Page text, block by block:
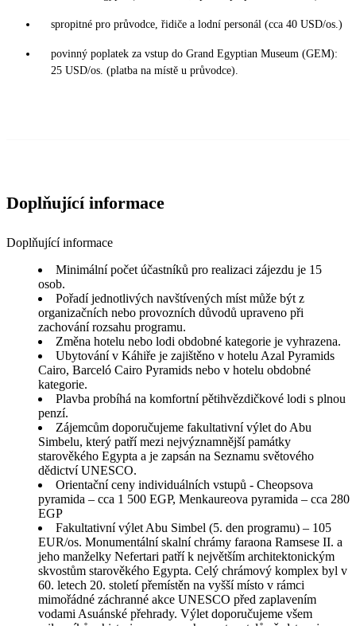
spropitné pro průvodce, řidiče a lodní personál (cca 40 USD/os.)
povinný poplatek za vstup do Grand Egyptian Museum (GEM):
25 USD/os. (platba na místě u průvodce).
Doplňující informace
Doplňující informace
Minimální počet účastníků pro realizaci zájezdu je 15
osob.
Pořadí jednotlivých navštívených míst může být z
organizačních nebo provozních důvodů upraveno při
zachování rozsahu programu.
Změna hotelu nebo lodi obdobné kategorie je vyhrazena.
Ubytování v Káhiře je zajištěno v hotelu Azal Pyramids
Cairo, Barceló Cairo Pyramids nebo v hotelu obdobné
kategorie.
Plavba probíhá na komfortní pětihvězdičkové lodi s plnou
penzí.
Zájemcům doporučujeme fakultativní výlet do Abu
Simbelu, který patří mezi nejvýznamnější památky
starověkého Egypta a je zapsán na Seznamu světového
dědictví UNESCO.
Orientační ceny individuálních vstupů - Cheopsova
pyramida – cca 1 500 EGP, Menkaureova pyramida – cca 280
EGP
Fakultativní výlet Abu Simbel (5. den programu) – 105
EUR/os. Monumentální skalní chrámy faraona Ramsese II. a
jeho manželky Nefertari patří k největším architektonickým
skvostům starověkého Egypta. Celý chrámový komplex byl v
60. letech 20. století přemístěn na vyšší místo v rámci
mimořádné záchranné akce UNESCO před zaplavením
vodami Asuánské přehrady. Výlet doporučujeme všem